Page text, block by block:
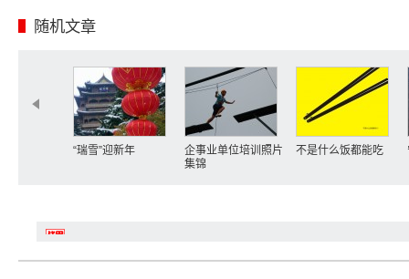
随机文章
“瑞雪”迎新年
企事业单位培训照片
集锦
不是什么饭都能吃